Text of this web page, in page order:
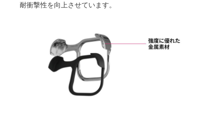
耐衝撃性を向上させています。